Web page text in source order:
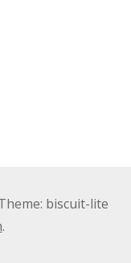
biscuit-lite
.